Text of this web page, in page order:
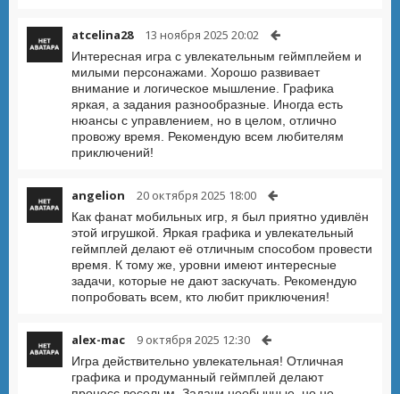
atcelina28 13 ноября 2025 20:02
Интересная игра с увлекательным геймплейем и
милыми персонажами. Хорошо развивает
внимание и логическое мышление. Графика
яркая, а задания разнообразные. Иногда есть
нюансы с управлением, но в целом, отлично
провожу время. Рекомендую всем любителям
приключений!
angelion 20 октября 2025 18:00
Как фанат мобильных игр, я был приятно удивлён
этой игрушкой. Яркая графика и увлекательный
геймплей делают её отличным способом провести
время. К тому же, уровни имеют интересные
задачи, которые не дают заскучать. Рекомендую
попробовать всем, кто любит приключения!
alex-mac 9 октября 2025 12:30
Игра действительно увлекательная! Отличная
графика и продуманный геймплей делают